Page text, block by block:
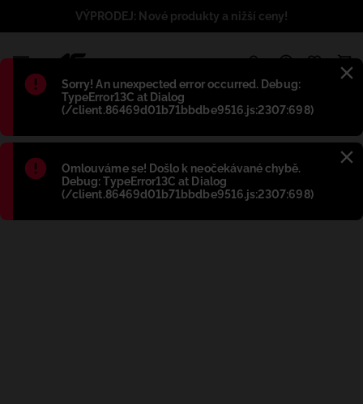
Błąd:
Sorry! An unexpected error occurred. Debug:
TypeError13C at Dialog
(/client.86469d01b71bbdbe9516.js:2307:698)
Błąd:
Omlouváme se! Došlo k neočekávané chybě.
Debug: TypeError13C at Dialog
(/client.86469d01b71bbdbe9516.js:2307:698)
VÝPRODEJ: Nové produkty a nižší ceny!